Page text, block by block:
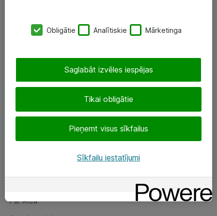
SIA „ATEA”
eShop@atea.lv
Sekojiet mums
Par Atea
Par Atea
Obligātie Analītiskie Mārketinga
Tikai obligātie
Pieņemt visus sīkfailus
Saglabāt izvēles iespējas
Sīkfailu iestatījumi